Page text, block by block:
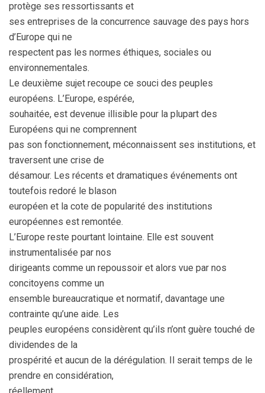
protège ses ressortissants et
ses entreprises de la concurrence sauvage des pays hors
d’Europe qui ne
respectent pas les normes éthiques, sociales ou
environnementales.
Le deuxième sujet recoupe ce souci des peuples
européens. L’Europe, espérée,
souhaitée, est devenue illisible pour la plupart des
Européens qui ne comprennent
pas son fonctionnement, méconnaissent ses institutions, et
traversent une crise de
désamour. Les récents et dramatiques événements ont
toutefois redoré le blason
européen et la cote de popularité des institutions
européennes est remontée.
L’Europe reste pourtant lointaine. Elle est souvent
instrumentalisée par nos
dirigeants comme un repoussoir et alors vue par nos
concitoyens comme un
ensemble bureaucratique et normatif, davantage une
contrainte qu’une aide. Les
peuples européens considèrent qu’ils n’ont guère touché de
dividendes de la
prospérité et aucun de la dérégulation. Il serait temps de le
prendre en considération,